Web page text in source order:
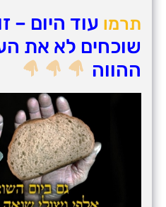
תרמו עוד היום –
שוכחים לא את
ההווה